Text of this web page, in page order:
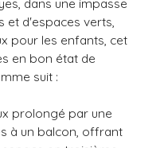
dans une impasse
et d'espaces verts,
pour les enfants, cet
en bon état de
suit :
prolongé par une
à un balcon, offrant